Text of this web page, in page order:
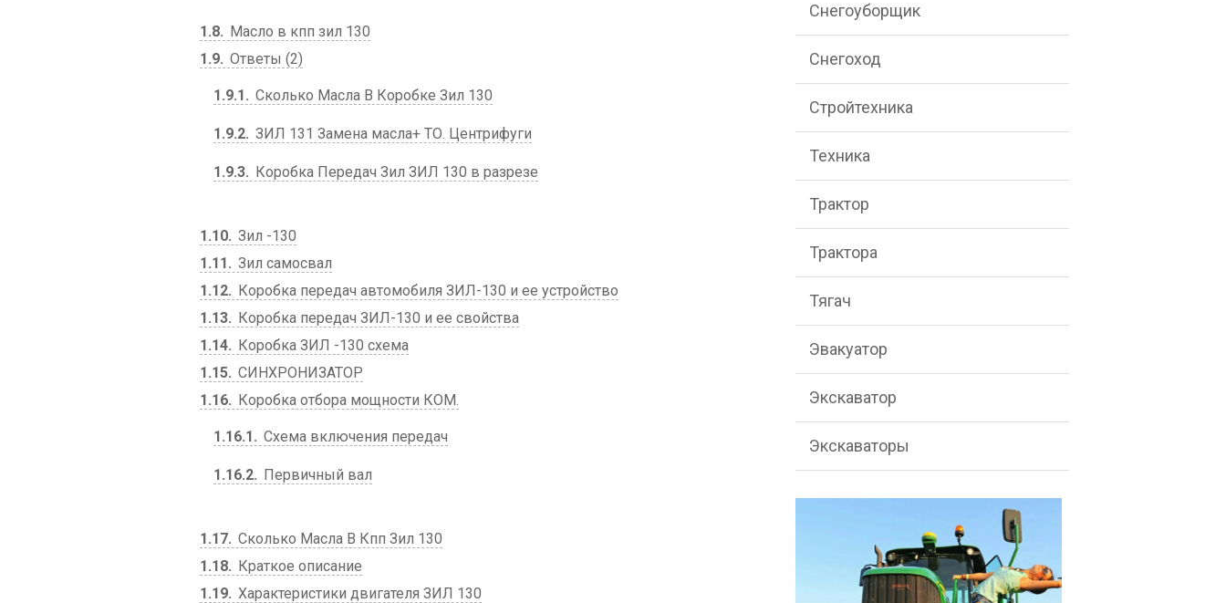
1.8
Масло в кпп зил 130
1.9 Ответы (2)
1.9.1 Сколько Масла В Коробке Зил 130
1.9.2 ЗИЛ 131 Замена масла+ ТО. Центрифуги
1.9.3 Коробка Передач Зил ЗИЛ 130 в разрезе
1.10 Зил -130
1.11
Зил самосвал
1.12
Коробка передач автомобиля ЗИЛ-130 и ее устройство
1.13
Коробка передач ЗИЛ-130 и ее свойства
1.14
Коробка ЗИЛ -130 схема
1.15 СИНХРОНИЗАТОР
1.16
Коробка отбора мощности КОМ.
1.16.1 Схема включения передач
1.16.2 Первичный вал
1.17 Сколько Масла В Кпп Зил 130
1.18
Краткое описание
1.19 Характеристики двигателя ЗИЛ 130
Снегоуборщик
Снегоход
Стройтехника
Техника
Трактор
Трактора
Тягач
Эвакуатор
Экскаватор
Экскаваторы